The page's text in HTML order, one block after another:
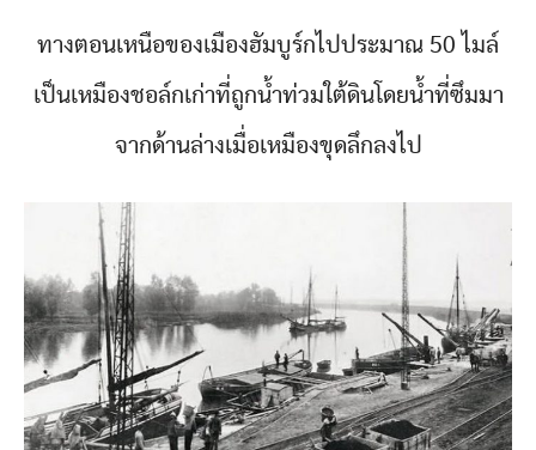
ทางตอนเหนือของเมืองฮัมบูร์กไปประมาณ 50 ไมล์
เป็นเหมืองชอล์กเก่าที่ถูกน้ำท่วมใต้ดินโดยน้ำที่ซึมมา
จากด้านล่างเมื่อเหมืองขุดลึกลงไป